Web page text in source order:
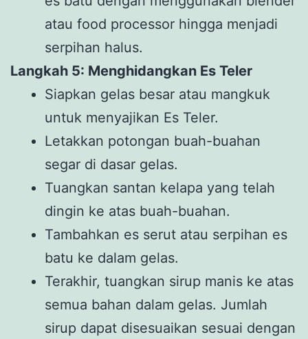
atau food processor hingga menjadi
serpihan halus.
Langkah 5: Menghidangkan Es Teler
Siapkan gelas besar atau mangkuk
untuk menyajikan Es Teler.
Letakkan potongan buah-buahan
segar di dasar gelas.
Tuangkan santan kelapa yang telah
dingin ke atas buah-buahan.
Tambahkan es serut atau serpihan es
batu ke dalam gelas.
Terakhir, tuangkan sirup manis ke atas
semua bahan dalam gelas. Jumlah
sirup dapat disesuaikan sesuai dengan